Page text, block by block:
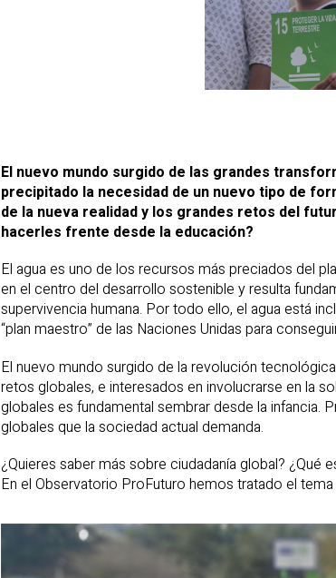
El nuevo mundo surgido de las grandes
precipitado la necesidad de un nuevo tipo de
de la nueva realidad y los grandes retos del
hacerles frente desde la educación?
El agua es uno de los recursos más preciados del
en el centro del desarrollo sostenible y resulta
supervivencia humana. Por todo ello, el agua está
“plan maestro” de las Naciones Unidas para
El nuevo mundo surgido de la revolución
retos globales, e interesados en involucrarse en la
globales es fundamental sembrar desde la infancia.
globales que la sociedad actual demanda.
¿Quieres saber más sobre ciudadanía global?
En el Observatorio ProFuturo hemos tratado el